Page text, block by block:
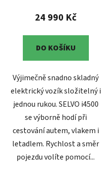
24 990 Kč
DO KOŠÍKU
Výjimečně snadno skladný
elektrický vozík složitelný i
jednou rukou. SELVO i4500
se výborně hodí při
cestování autem, vlakem i
letadlem. Rychlost a směr
pojezdu volíte pomocí...